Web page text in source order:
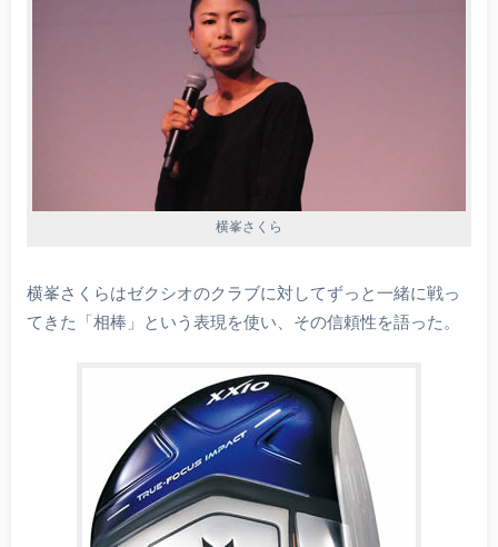
横峯さくら
横峯さくらはゼクシオのクラブに対してずっと一緒に戦っ
てきた「相棒」という表現を使い、その信頼性を語った。